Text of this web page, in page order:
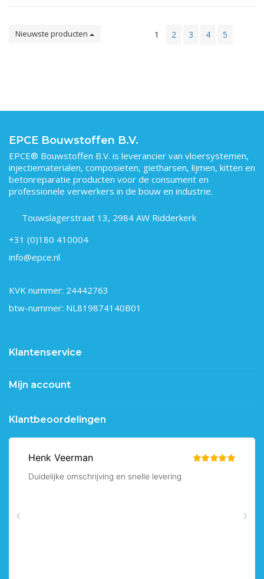
Nieuwste producten 1 2 3 4 5
EPCE Bouwstoffen B.V.
EPCE® Bouwstoffen B.V. is leverancier van vloersystemen,
injectiematerialen, composieten, gietharsen, lijmen, kitten en
betonreparatie producten voor de consument en
professionele verwerkers in de bouw en industrie.
Touwslagerstraat 13, 2984 AW Ridderkerk
+31 (0)180 410004
info@epce.nl
KVK nummer: 24442763
btw-nummer: NL819874140B01
Klantenservice
Mijn account
Klantbeoordelingen